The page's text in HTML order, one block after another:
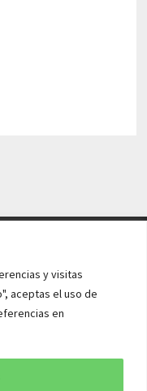
y visitas
aceptas el uso de
en